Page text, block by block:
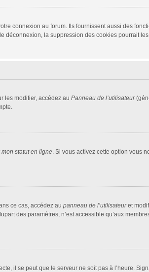
connexion au forum. Ils fournissent aussi des
déconnexion, la suppression des cookies pourrait
les modifier, accédez au Panneau de l’utilisateur
statut en ligne. Si vous activez cette option vous
ce cas, accédez au panneau de l’utilisateuret
des paramètres, n’est accessible qu’aux
il se peut que le serveur ne soit pas à l’heure.